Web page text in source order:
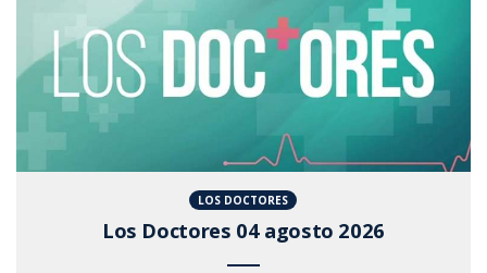
LOS DOCTORES
Los Doctores 04 agosto 2026